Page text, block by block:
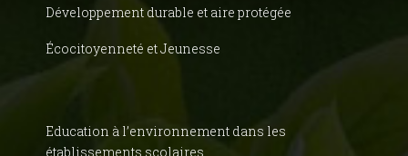
Développement durable et aire protégée
Écocitoyenneté et Jeunesse
Education à l’environnement dans les
établissements scolaires